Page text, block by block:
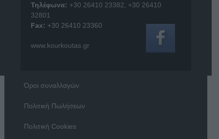
Τηλέφωνα: +30 26410 23382
+30 26410
32801
Fax: +30 26410 23360
www.kourkoutas.gr
Όροι συναλλαγών
Πολιτική Πωλήσεων
Πολιτική Cookies